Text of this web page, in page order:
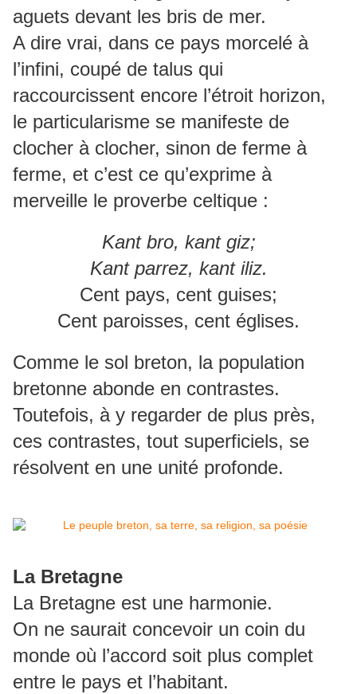
aguets devant les bris de mer.
A dire vrai, dans ce pays morcelé à
l’infini, coupé de talus qui
raccourcissent encore l’étroit horizon,
le particularisme se manifeste de
clocher à clocher, sinon de ferme à
ferme, et c’est ce qu’exprime à
merveille le proverbe celtique :
Kant bro, kant giz;
Kant parrez, kant iliz.
Cent pays, cent guises;
Cent paroisses, cent églises.
Comme le sol breton, la population
bretonne abonde en contrastes.
Toutefois, à y regarder de plus près,
ces contrastes, tout superficiels, se
résolvent en une unité profonde.
La Bretagne
La Bretagne est une harmonie.
On ne saurait concevoir un coin du
monde où l’accord soit plus complet
entre le pays et l’habitant.